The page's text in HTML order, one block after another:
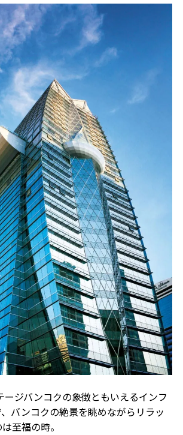
ージバンコクの象徴ともいえるインフ
バンコクの絶景を眺めながらリラッ
至福の時。